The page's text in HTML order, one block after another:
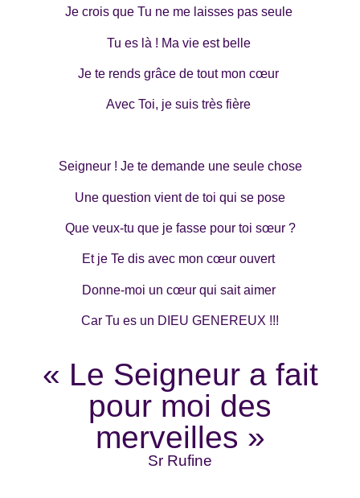
Je crois que Tu ne me laisses pas seule
Tu es là ! Ma vie est belle
Je te rends grâce de tout mon cœur
Avec Toi, je suis très fière
Seigneur ! Je te demande une seule chose
Une question vient de toi qui se pose
Que veux-tu que je fasse pour toi sœur ?
Et je Te dis avec mon cœur ouvert
Donne-moi un cœur qui sait aimer
Car Tu es un DIEU GENEREUX !!!
« Le Seigneur a fait
pour moi des
merveilles »
Sr Rufine